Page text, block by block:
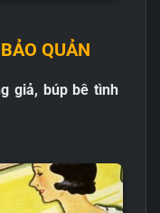
QUẢN
giả, búp bê tình